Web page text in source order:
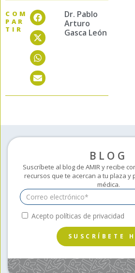
COM
PAR
TIR
Dr. Pablo
Arturo
Gasca León
BLOG
Suscríbete al blog de AMIR y recibe
recursos que te acercan a tu plaza y
médica.
Acepto políticas de privacidad
SUSCRÍBETE